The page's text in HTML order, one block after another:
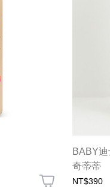
BABY
奇蒂蒂
NT$390